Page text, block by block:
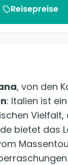
Reisepreise
, von den
: Italien ist
bietet das